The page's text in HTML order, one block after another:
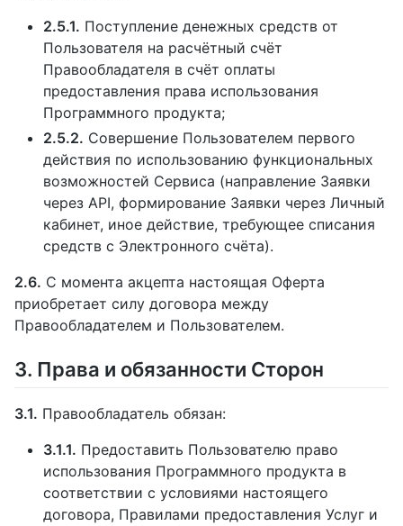
2.5.1. Поступление денежных средств от
Пользователя на расчётный счёт
Правообладателя в счёт оплаты
предоставления права использования
Программного продукта;
2.5.2. Совершение Пользователем первого
действия по использованию функциональных
возможностей Сервиса (направление Заявки
через API, формирование Заявки через Личный
кабинет, иное действие, требующее списания
средств с Электронного счёта).
2.6. С момента акцепта настоящая Оферта
приобретает силу договора между
Правообладателем и Пользователем.
3. Права и обязанности Сторон
3.1. Правообладатель обязан:
3.1.1. Предоставить Пользователю право
использования Программного продукта в
соответствии с условиями настоящего
договора, Правилами предоставления Услуг и